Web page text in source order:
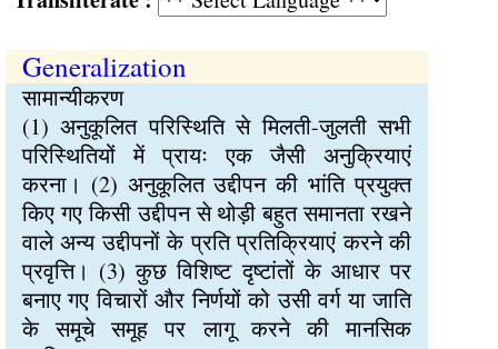
Generalization
सामान्यीकरण
(1) अनुकूलित परिस्थिति से मिलती-जुलती सभी
परिस्थितियों में प्रायः एक जैसी अनुक्रियाएं
करना। (2) अनुकूलित उद्दीपन की भांति प्रयुक्त
किए गए किसी उद्दीपन से थोड़ी बहुत समानता रखने
वाले अन्य उद्दीपनों के प्रति प्रतिक्रियाएं करने की
प्रवृत्ति। (3) कुछ विशिष्ट दृष्टांतों के आधार पर
बनाए गए विचारों और निर्णयों को उसी वर्ग या जाति
के समूचे समूह पर लागू करने की मानसिक